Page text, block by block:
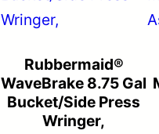
Rubbermaid®
WaveBrake 8.75 Gal
Bucket/Side Press
Wringer,